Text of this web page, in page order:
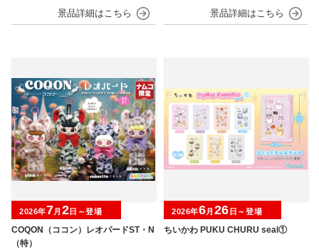
COQON（ココン）レオパードST・N
（特）
2026年7月 2日～登場
ちいかわ PUKU CHURU seal①
2026年6月 26 日～登場